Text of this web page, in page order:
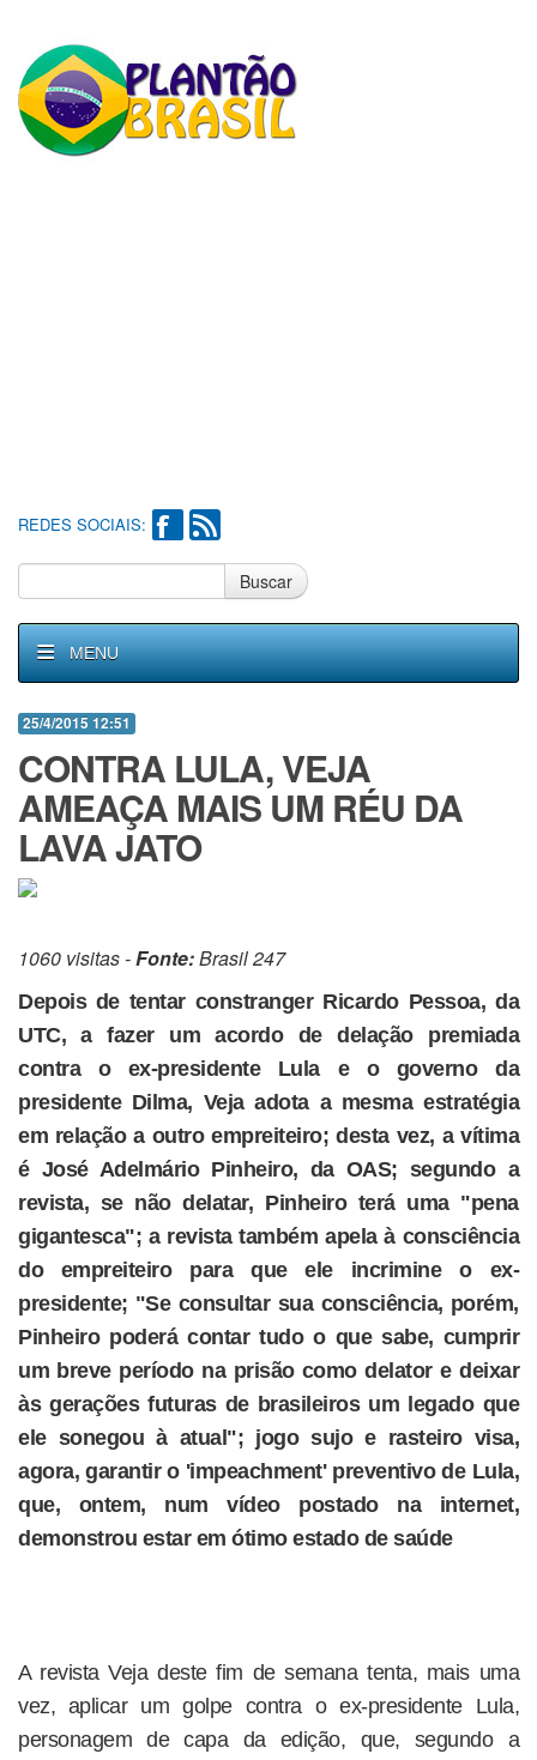
REDES SOCIAIS:
Buscar
MENU
25/4/2015 12:51
CONTRA LULA, VEJA
AMEAÇA MAIS UM RÉU DA
LAVA JATO
1060 visitas -Fonte:Brasil 247
Depois de tentar constranger Ricardo Pessoa, da
UTC, a fazer um acordo de delação premiada
contra o ex-presidente Lula e o governo da
presidente Dilma, Veja adota a mesma estratégia
em relação a outro empreiteiro; desta vez, a vítima
é José Adelmário Pinheiro, da OAS; segundo a
revista, se não delatar, Pinheiro terá uma "pena
gigantesca"; a revista também apela à consciência
do empreiteiro para que ele incrimine o ex-
presidente; "Se consultar sua consciência, porém,
Pinheiro poderá contar tudo o que sabe, cumprir
um breve período na prisão como delator e deixar
às gerações futuras de brasileiros um legado que
ele sonegou à atual"; jogo sujo e rasteiro visa,
agora, garantir o 'impeachment' preventivo de Lula,
que, ontem, num vídeo postado na internet,
demonstrou estar em ótimo estado de saúde
A revista Veja deste fim de semana tenta, mais uma
vez, aplicar um golpe contra o ex-presidente Lula,
personagem de capa da edição, que, segundo a